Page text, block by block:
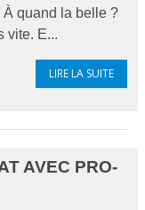
À quand la belle ?
vite. E...
LIRE LA SUITE
AVEC PRO-